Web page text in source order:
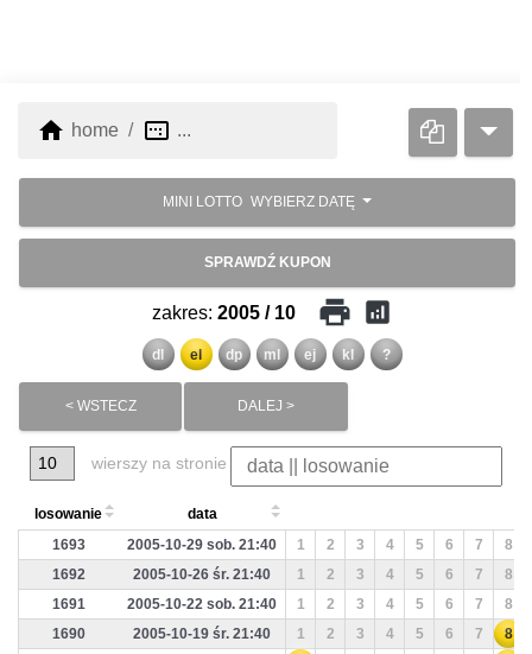
home home image_aspect_ratio ...
MINI LOTTO WYBIERZ DATĘ
SPRAWDŹ KUPON
zakres: 2005 / 10 print analytics
dl el dp ml ej kl ?
< WSTECZ DALEJ >
wierszy na stronie
losowanie
data
1693
2005-10-29 sob. 21:40 1 2 3 4 5 6 7
8
1692
2005-10-26 śr. 21:40 1 2 3 4 5 6 7
8
1691
2005-10-22 sob. 21:40 1 2 3 4 5 6 7
8
1690
2005-10-19 śr. 21:40 1 2 3 4 5 6 7
8